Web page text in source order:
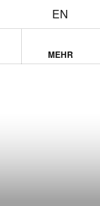
EN
MEHR